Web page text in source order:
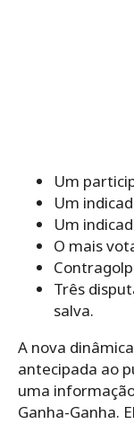
Um
Um
Um
O mais
Três
salva.
A nova
antecipada ao
uma
Ganha-Ganha.